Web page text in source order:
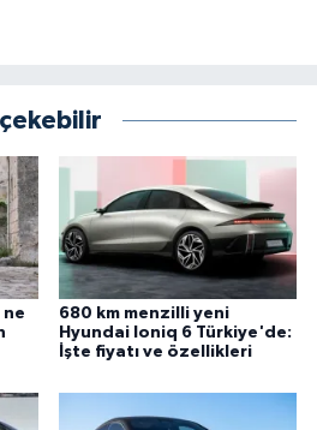
ne
680 km menzilli yeni
Hyundai Ioniq 6 Türkiye'de:
İşte fiyatı ve özellikleri